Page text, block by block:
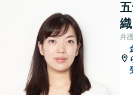
織
弁